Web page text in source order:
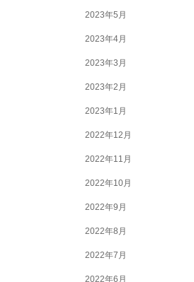
2023年5月
2023年4月
2023年3月
2023年2月
2023年1月
2022年12月
2022年11月
2022年10月
2022年9月
2022年8月
2022年7月
2022年6月